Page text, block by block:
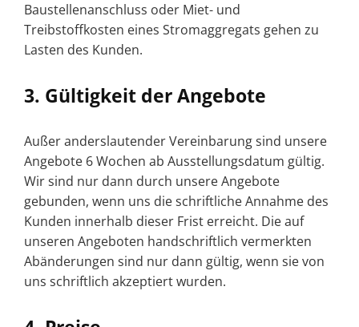
Baustellenanschluss oder Miet- und
Treibstoffkosten eines Stromaggregats gehen zu
Lasten des Kunden.
3. Gültigkeit der Angebote
Außer anderslautender Vereinbarung sind unsere
Angebote 6 Wochen ab Ausstellungsdatum gültig.
Wir sind nur dann durch unsere Angebote
gebunden, wenn uns die schriftliche Annahme des
Kunden innerhalb dieser Frist erreicht. Die auf
unseren Angeboten handschriftlich vermerkten
Abänderungen sind nur dann gültig, wenn sie von
uns schriftlich akzeptiert wurden.